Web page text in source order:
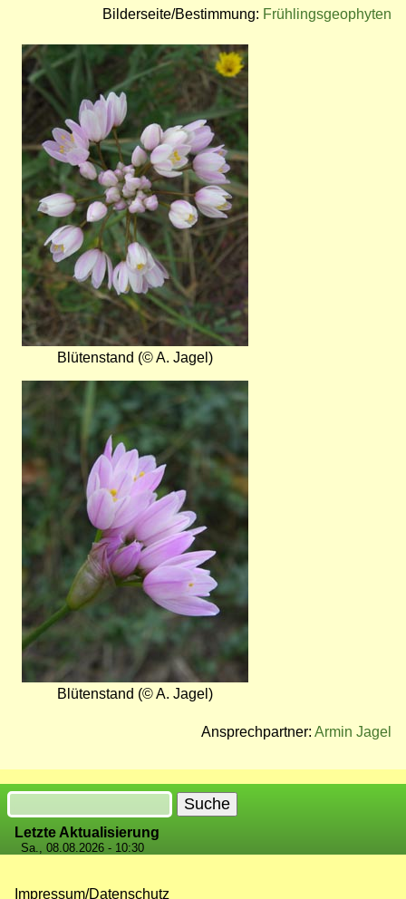
Bilderseite/Bestimmung: Frühlingsgeophyten
Bild
Blütenstand (© A. Jagel)
Bild
Blütenstand (© A. Jagel)
Ansprechpartner: Armin Jagel
Suche
Letzte Aktualisierung
Sa., 08.08.2026 - 10:30
Impressum/Datenschutz